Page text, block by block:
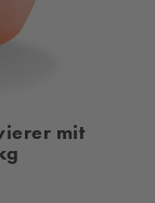
mit